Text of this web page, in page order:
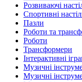
Розвиваючі
Спортивні
Пазли
Роботи та
Роботи
Трансформери
Інтерактивні
Музичні
Музичні